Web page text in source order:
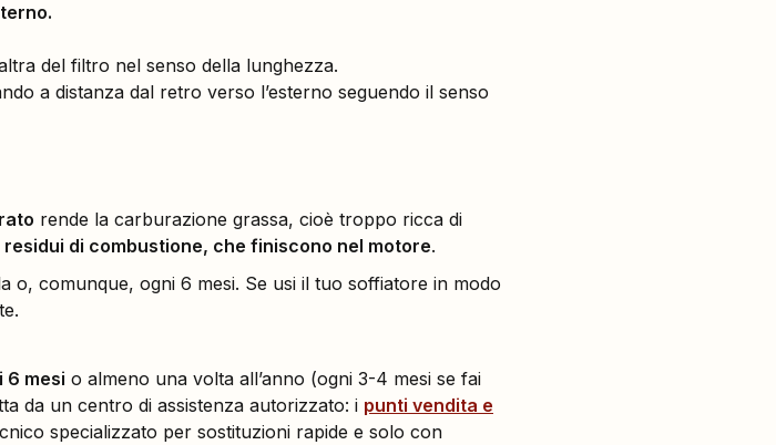
del filtro nel senso della lunghezza.
a distanza dal retro verso l’esterno seguendo il senso
rende la carburazione grassa, cioè troppo ricca di
residui di combustione, che finiscono nel motore.
o, comunque, ogni 6 mesi. Se usi il tuo soffiatore in modo
6 mesi o almeno una volta all’anno (ogni 3-4 mesi se fai
da un centro di assistenza autorizzato: i punti vendita e
specializzato per sostituzioni rapide e solo con